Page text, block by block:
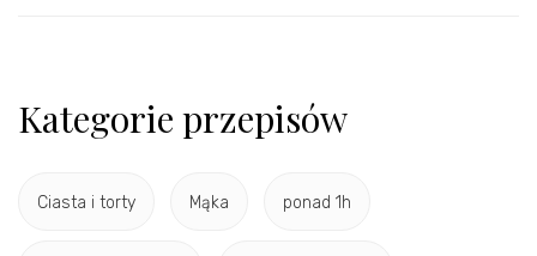
Kategorie przepisów
Ciasta i torty Mąka ponad 1h